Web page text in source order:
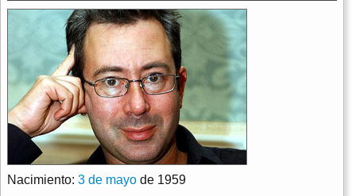
Nacimiento: 3 de mayo de 1959